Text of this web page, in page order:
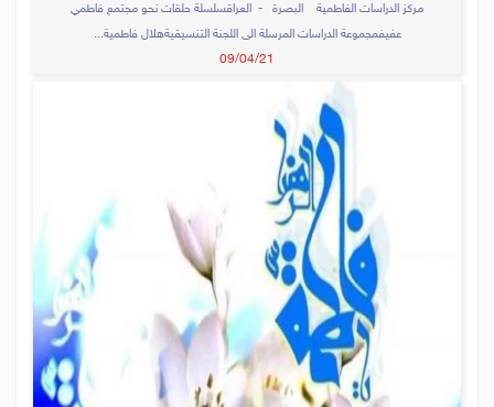
مركز الدراسات الفاطمية البصرة - العراقسلسلة حلقات نحو مجتمع فاطمي
عفيفمجموعة الدراسات المرسلة الى اللجنة التنسيقيةهلال فاطمية...
09/04/21